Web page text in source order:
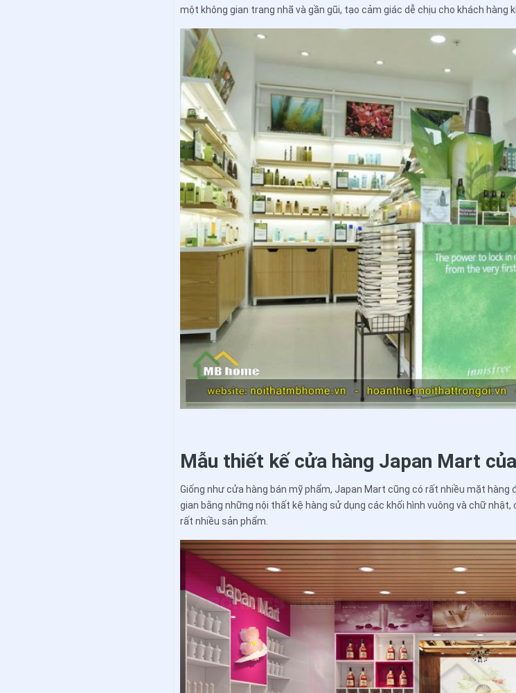
một không gian trang nhã và gần gũi, tạo cảm giác dễ chịu cho khách hàng
Mẫu thiết kế cửa hàng Japan Mart
Giống như cửa hàng bán mỹ phẩm, Japan Mart cũng có rất nhiều mặt hàng
gian bằng những nội thất kệ hàng sử dụng các khối hình vuông và chữ
rất nhiều sản phẩm.